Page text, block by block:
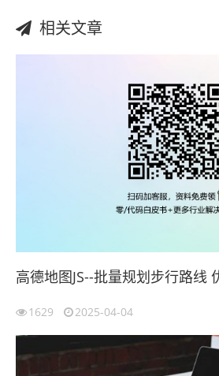
相关文章
高德地图JS--批量规划步行路线
1629 2025-04-04